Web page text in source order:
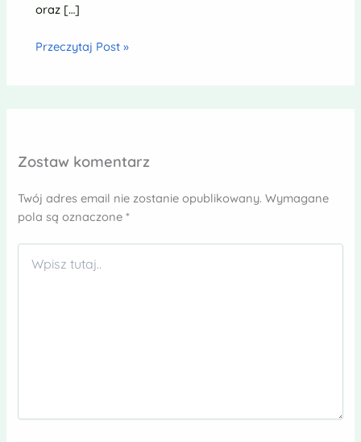
oraz […]
Przeczytaj Post »
Zostaw komentarz
Twój adres email nie zostanie opublikowany. Wymagane
pola są oznaczone*
Wpisz
tutaj..